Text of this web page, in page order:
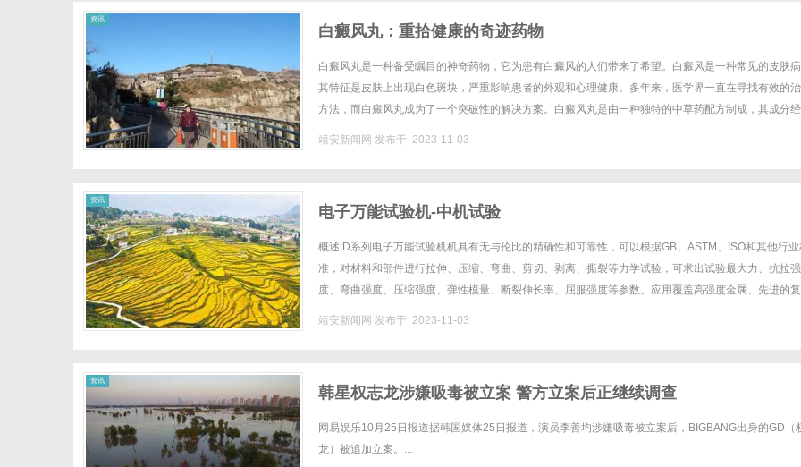
资讯
白癜风丸：重拾健康的奇迹药物
白癜风丸是一种备受瞩目的神奇药物，它为患有白癜风的人们带来了希望。白癜风是一种常见的皮肤病
其特征是皮肤上出现白色斑块，严重影响患者的外观和心理健康。多年来，医学界一直在寻找有效的
方法，而白癜风丸成为了一个突破性的解决方案。白癜风丸是由一种独特的中草药配方制成，其成分
靖安新闻网 发布于 2023-11-03
资讯
电子万能试验机-中机试验
概述:D系列电子万能试验机机具有无与伦比的精确性和可靠性，可以根据GB、ASTM、ISO和其他行业
准，对材料和部件进行拉伸、压缩、弯曲、剪切、剥离、撕裂等力学试验，可求出试验最大力、抗拉强
度、弯曲强度、压缩强度、弹性模量、断裂伸长率、屈服强度等参数。应用覆盖高强度金属、先进的
靖安新闻网 发布于 2023-11-03
资讯
韩星权志龙涉嫌吸毒被立案 警方立案后正继续调查
网易娱乐10月25日报道据韩国媒体25日报道，演员李善均涉嫌吸毒被立案后，BIGBANG出身的GD（
龙）被追加立案。...